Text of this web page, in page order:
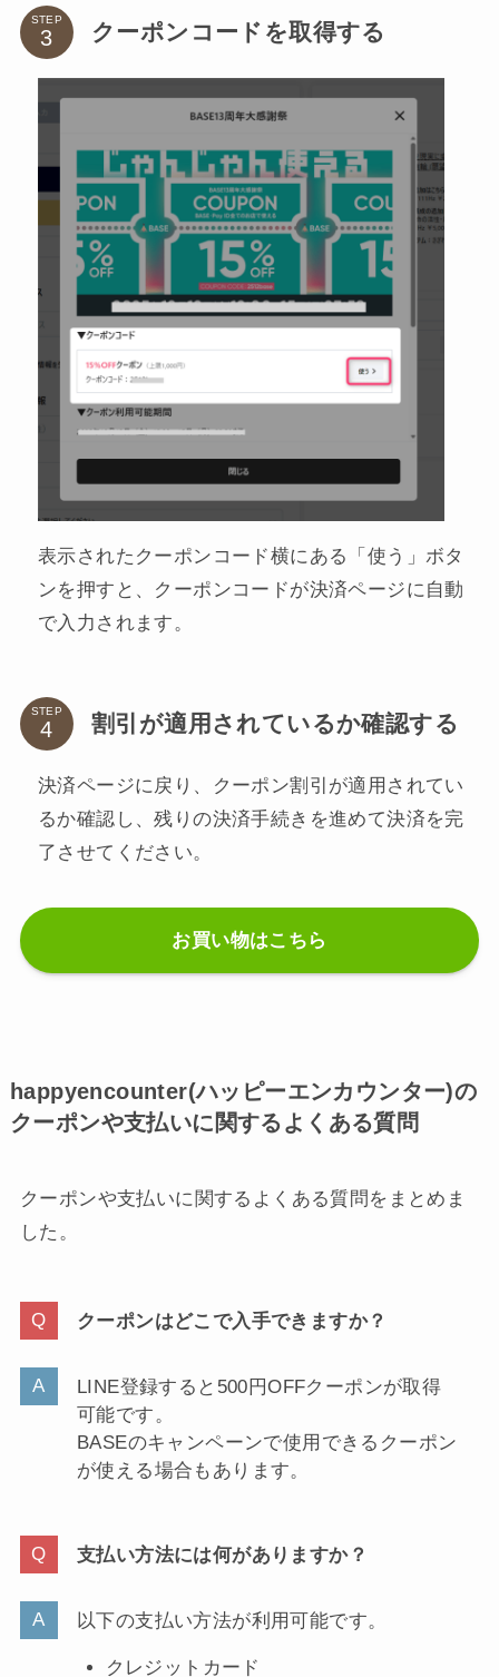
STEP クーポンコードを取得する
表示されたクーポンコード横にある「使う」ボタ
ンを押すと、クーポンコードが決済ページに自動
で入力されます。
STEP 割引が適用されているか確認する
決済ページに戻り、クーポン割引が適用されてい
るか確認し、残りの決済手続きを進めて決済を完
了させてください。
お買い物はこちら
happyencounter(ハッピーエンカウンター)の
クーポンや支払いに関するよくある質問
クーポンや支払いに関するよくある質問をまとめま
した。
クーポンはどこで入手できますか？
LINE登録すると500円OFFクーポンが取得
可能です。
BASEのキャンペーンで使用できるクーポン
が使える場合もあります。
支払い方法には何がありますか？
以下の支払い方法が利用可能です。
クレジットカード